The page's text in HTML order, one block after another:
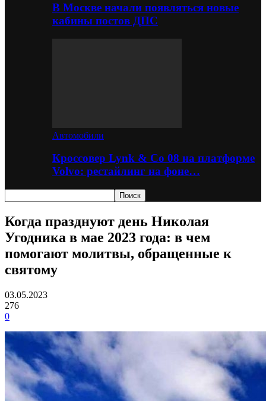
В Москве начали появляться новые
кабины постов ДПС
Автомобили
Кроссовер Lynk & Co 08 на платформе
Volvo: рестайлинг на фоне…
Когда празднуют день Николая
Угодника в мае 2023 года: в чем
помогают молитвы, обращенные к
святому
03.05.2023
276
0